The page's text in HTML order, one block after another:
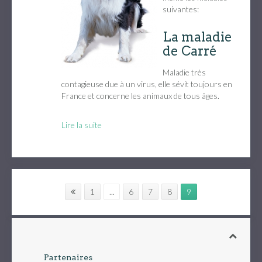
suivantes:
La maladie
de Carré
Maladie très
contagieuse due à un virus, elle sévit toujours en
France et concerne les animaux de tous âges.
Lire la suite
1 ... 6 7 8 9
Partenaires